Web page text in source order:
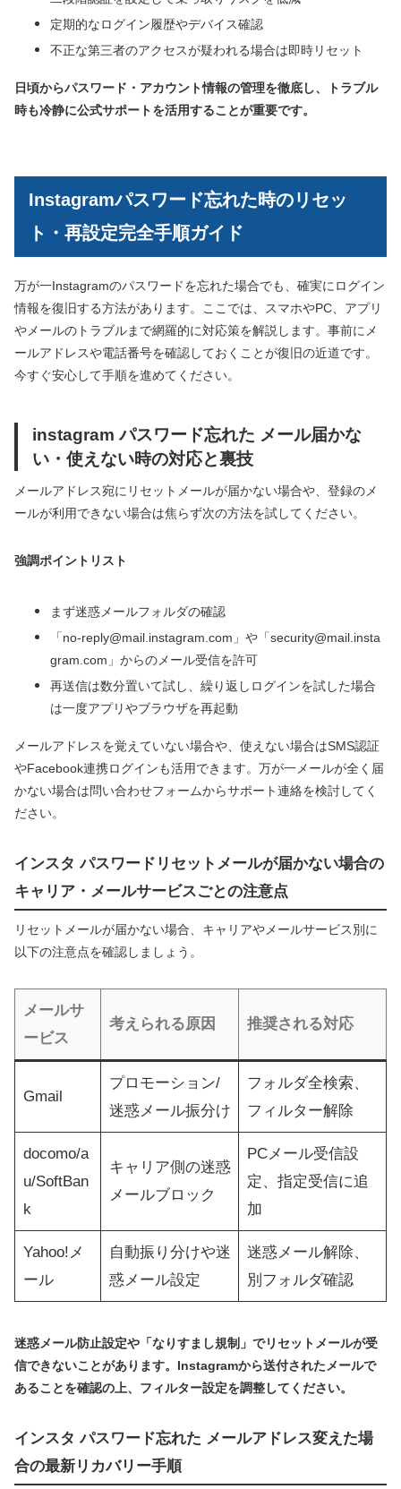
定期的なログイン履歴やデバイス確認
不正な第三者のアクセスが疑われる場合は即時リセット
日頃からパスワード・アカウント情報の管理を徹底し、トラブル
時も冷静に公式サポートを活用することが重要です。
Instagramパスワード忘れた時のリセッ
ト・再設定完全手順ガイド
万が一Instagramのパスワードを忘れた場合でも、確実にログイン
情報を復旧する方法があります。ここでは、スマホやPC、アプリ
やメールのトラブルまで網羅的に対応策を解説します。事前にメ
ールアドレスや電話番号を確認しておくことが復旧の近道です。
今すぐ安心して手順を進めてください。
instagram パスワード忘れた メール届かな
い・使えない時の対応と裏技
メールアドレス宛にリセットメールが届かない場合や、登録のメ
ールが利用できない場合は焦らず次の方法を試してください。
強調ポイントリスト
まず迷惑メールフォルダの確認
「no-reply@mail.instagram.com」や「security@mail.insta
gram.com」からのメール受信を許可
再送信は数分置いて試し、繰り返しログインを試した場合
は一度アプリやブラウザを再起動
メールアドレスを覚えていない場合や、使えない場合はSMS認証
やFacebook連携ログインも活用できます。万が一メールが全く届
かない場合は問い合わせフォームからサポート連絡を検討してく
ださい。
インスタ パスワードリセットメールが届かない場合の
キャリア・メールサービスごとの注意点
リセットメールが届かない場合、キャリアやメールサービス別に
以下の注意点を確認しましょう。
メールサ
ービス
考えられる原因 推奨される対応
Gmail
プロモーション/
迷惑メール振分け
フォルダ全検索、
フィルター解除
docomo/a
u/SoftBan
k
キャリア側の迷惑
メールブロック
PCメール受信設
定、指定受信に追
加
Yahoo!メ
ール
自動振り分けや迷
惑メール設定
迷惑メール解除、
別フォルダ確認
迷惑メール防止設定や「なりすまし規制」でリセットメールが受
信できないことがあります。Instagramから送付されたメールで
あることを確認の上、フィルター設定を調整してください。
インスタ パスワード忘れた メールアドレス変えた場
合の最新リカバリー手順